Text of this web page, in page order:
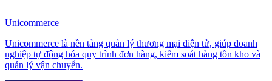
Unicommerce
Unicommerce là nền tảng quản lý thương mại điện tử, giúp doanh
nghiệp tự động hóa quy trình đơn hàng, kiểm soát hàng tồn kho và
quản lý vận chuyển.